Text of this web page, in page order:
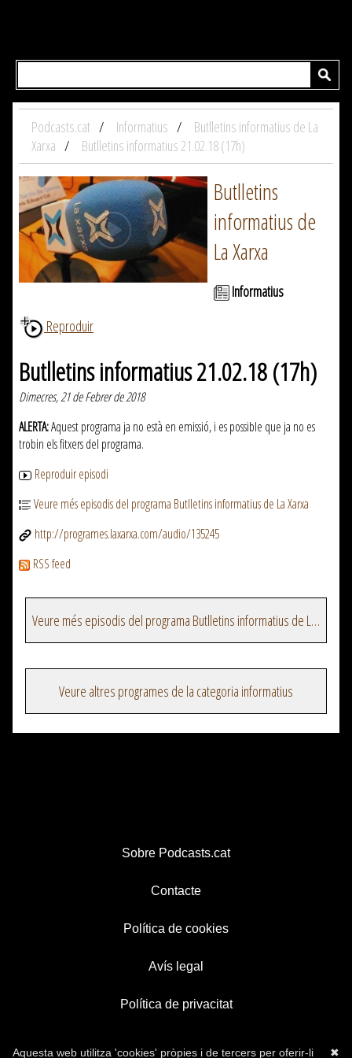
Podcasts.cat Informatius
Butlletins informatius de La
Xarxa
Butlletins informatius 21.02.18 (17h)
Butlletins
informatius de
La Xarxa
Informatius
Reproduir
Butlletins informatius 21.02.18 (17h)
Dimecres, 21 de Febrer de 2018
ALERTA:Aquest programa ja no està en emissió, i es possible que ja no es
trobin els fitxers del programa.
Reproduir episodi
Veure més episodis del programa Butlletins informatius de La Xarxa
http://programes.laxarxa.com/audio/135245
RSS feed
Veure més episodis del programa Butlletins informatius de La Xarxa
Veure altres programes de la categoria informatius
Sobre Podcasts.cat
Contacte
Política de cookies
Avís legal
Política de privacitat
✖
Aquesta web utilitza 'cookies' pròpies i de tercers per oferir-li